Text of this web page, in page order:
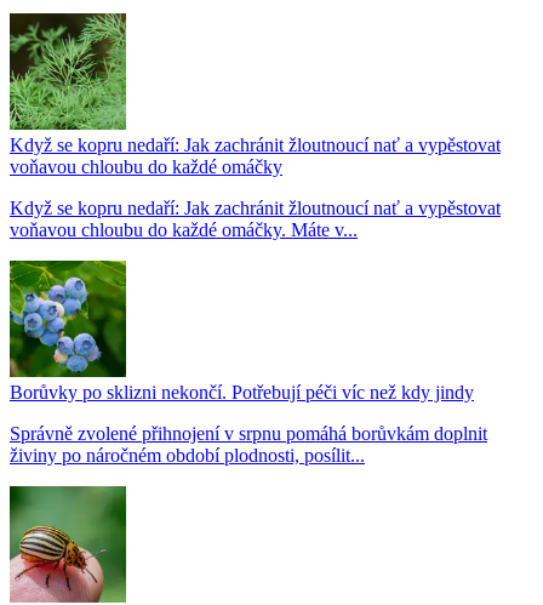
Když se kopru nedaří: Jak zachránit žloutnoucí nať a vypěstovat
voňavou chloubu do každé omáčky
Když se kopru nedaří: Jak zachránit žloutnoucí nať a vypěstovat
voňavou chloubu do každé omáčky. Máte v...
Borůvky po sklizni nekončí. Potřebují péči víc než kdy jindy
Správně zvolené přihnojení v srpnu pomáhá borůvkám doplnit
živiny po náročném období plodnosti, posílit...